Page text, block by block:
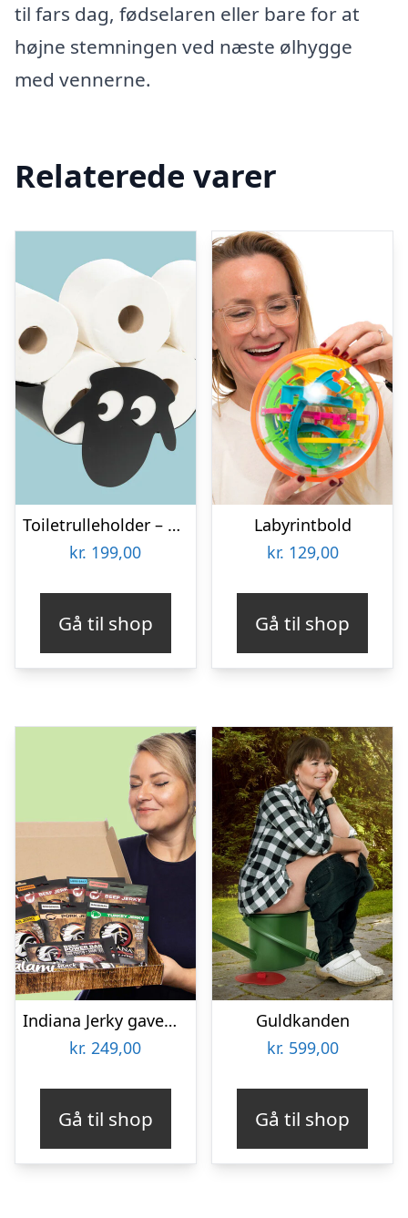
til fars dag, fødselaren eller bare for at
højne stemningen ved næste ølhygge
med vennerne.
Relaterede varer
Toiletrulleholder – Liggende får
kr. 199,00
Gå til shop
Labyrintbold
kr. 129,00
Gå til shop
Indiana Jerky gaveæske
kr. 249,00
Gå til shop
Guldkanden
kr. 599,00
Gå til shop